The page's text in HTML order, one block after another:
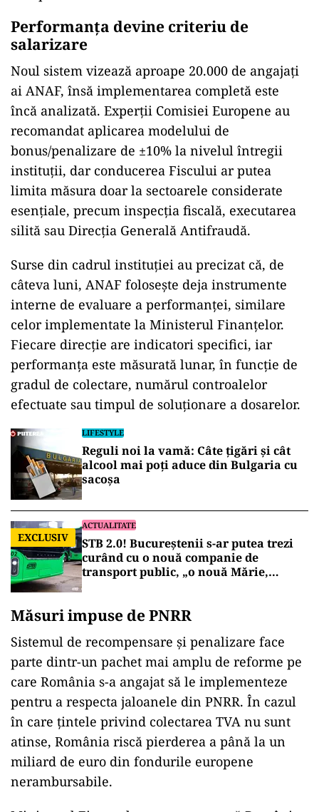
Performanța devine criteriu de
salarizare
Noul sistem vizează aproape 20.000 de angajați
ai ANAF, însă implementarea completă este
încă analizată. Experții Comisiei Europene au
recomandat aplicarea modelului de
bonus/penalizare de ±10% la nivelul întregii
instituții, dar conducerea Fiscului ar putea
limita măsura doar la sectoarele considerate
esențiale, precum inspecția fiscală, executarea
silită sau Direcția Generală Antifraudă.
Surse din cadrul instituției au precizat că, de
câteva luni, ANAF folosește deja instrumente
interne de evaluare a performanței, similare
celor implementate la Ministerul Finanțelor.
Fiecare direcție are indicatori specifici, iar
performanța este măsurată lunar, în funcție de
gradul de colectare, numărul controalelor
efectuate sau timpul de soluționare a dosarelor.
LIFESTYLE
Reguli noi la vamă: Câte țigări și cât
alcool mai poți aduce din Bulgaria cu
sacoșa
EXCLUSIV
ACTUALITATE
STB 2.0! Bucureștenii s-ar putea trezi
curând cu o nouă companie de
transport public, „o nouă Mărie,
Măsuri impuse de PNRR
Sistemul de recompensare și penalizare face
parte dintr-un pachet mai amplu de reforme pe
care România s-a angajat să le implementeze
pentru a respecta jaloanele din PNRR. În cazul
în care țintele privind colectarea TVA nu sunt
atinse, România riscă pierderea a până la un
miliard de euro din fondurile europene
nerambursabile.